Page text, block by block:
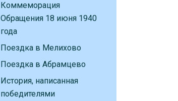
Коммеморация
Обращения 18 июня 1940
года
Поездка в Мелихово
Поездка в Абрамцево
История, написанная
победителями